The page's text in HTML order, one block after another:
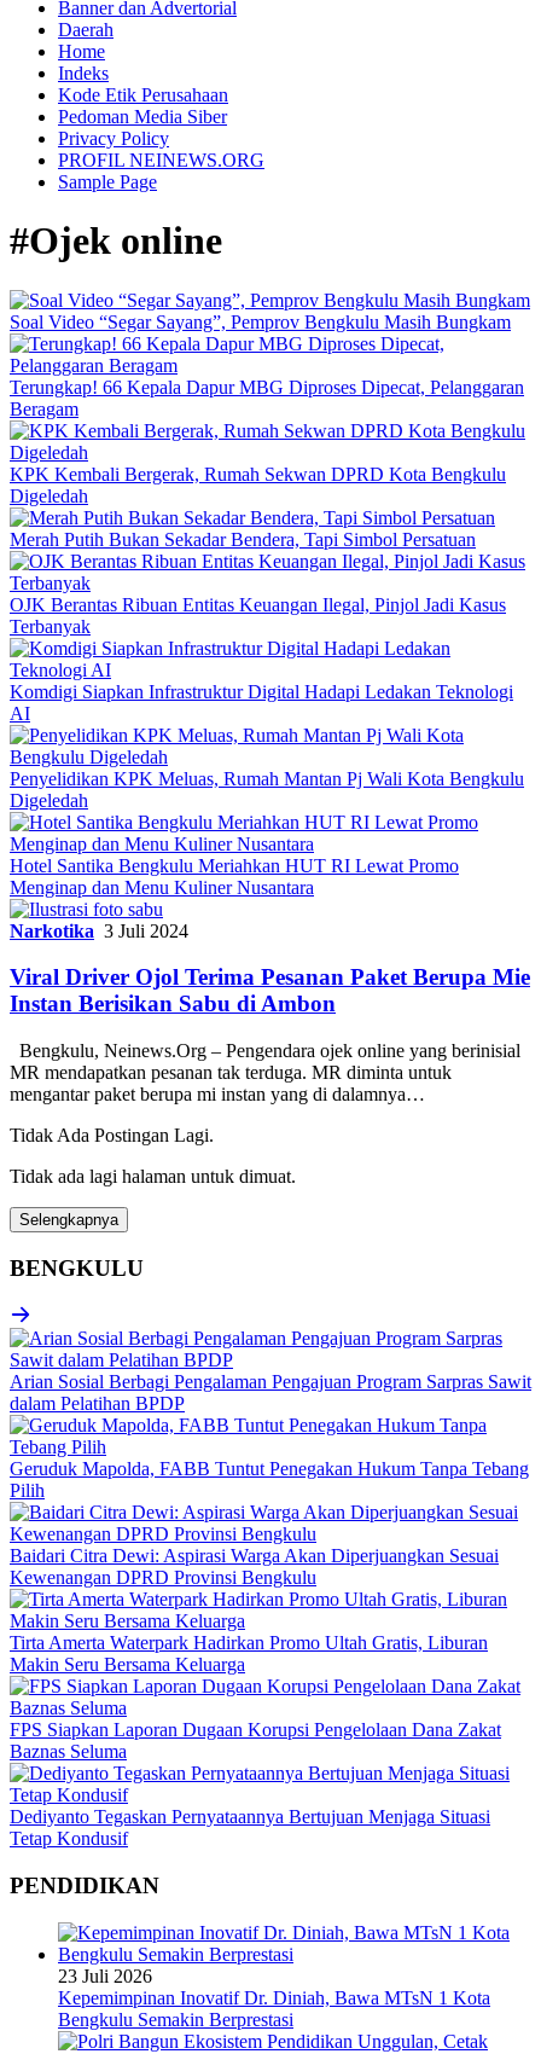
Banner dan Advertorial
Daerah
Home
Indeks
Kode Etik Perusahaan
Pedoman Media Siber
Privacy Policy
PROFIL NEINEWS.ORG
Sample Page
#Ojek online
Soal Video “Segar Sayang”, Pemprov Bengkulu Masih Bungkam
Terungkap! 66 Kepala Dapur MBG Diproses Dipecat, Pelanggaran
Beragam
KPK Kembali Bergerak, Rumah Sekwan DPRD Kota Bengkulu
Digeledah
Merah Putih Bukan Sekadar Bendera, Tapi Simbol Persatuan
OJK Berantas Ribuan Entitas Keuangan Ilegal, Pinjol Jadi Kasus
Terbanyak
Komdigi Siapkan Infrastruktur Digital Hadapi Ledakan Teknologi
AI
Penyelidikan KPK Meluas, Rumah Mantan Pj Wali Kota Bengkulu
Digeledah
Hotel Santika Bengkulu Meriahkan HUT RI Lewat Promo
Menginap dan Menu Kuliner Nusantara
Narkotika 3 Juli 2024
Viral Driver Ojol Terima Pesanan Paket Berupa Mie
Instan Berisikan Sabu di Ambon
Bengkulu, Neinews.Org – Pengendara ojek online yang berinisial
MR mendapatkan pesanan tak terduga. MR diminta untuk
mengantar paket berupa mi instan yang di dalamnya…
Tidak Ada Postingan Lagi.
Tidak ada lagi halaman untuk dimuat.
Selengkapnya
BENGKULU
Arian Sosial Berbagi Pengalaman Pengajuan Program Sarpras Sawit
dalam Pelatihan BPDP
Geruduk Mapolda, FABB Tuntut Penegakan Hukum Tanpa Tebang
Pilih
Baidari Citra Dewi: Aspirasi Warga Akan Diperjuangkan Sesuai
Kewenangan DPRD Provinsi Bengkulu
Tirta Amerta Waterpark Hadirkan Promo Ultah Gratis, Liburan
Makin Seru Bersama Keluarga
FPS Siapkan Laporan Dugaan Korupsi Pengelolaan Dana Zakat
Baznas Seluma
Dediyanto Tegaskan Pernyataannya Bertujuan Menjaga Situasi
Tetap Kondusif
PENDIDIKAN
23 Juli 2026
Kepemimpinan Inovatif Dr. Diniah, Bawa MTsN 1 Kota
Bengkulu Semakin Berprestasi